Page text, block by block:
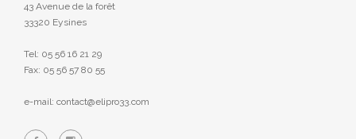
43 Avenue de la forêt
33320 Eysines
Tel: 05 56 16 21 29
Fax: 05 56 57 80 55
e-mail: contact@elipro33.com